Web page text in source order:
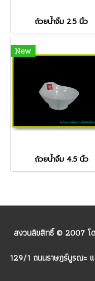
ถ้วยน้ำจิ้ม 2.5 นิ้ว
New
ถ้วยน้ำจิ้ม 4.5 นิ้ว
สงวนลิขสิทธิ์ © 2007 โด
129/1 ถนนราษฎร์บูรณะ